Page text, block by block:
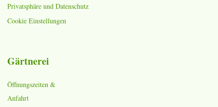
Privatsphäre und Datenschutz
Cookie Einstellungen
Gärtnerei
Öffnungszeiten &
Anfahrt